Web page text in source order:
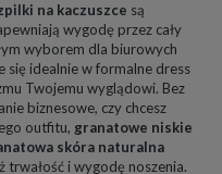
na kaczuszce są
wygodę przez cały
wyborem dla biurowych
się idealnie w formalne dress
Twojemu wyglądowi. Bez
biznesowe, czy chcesz
outfitu, granatowe niskie
skóra naturalna
i wygodę noszenia.